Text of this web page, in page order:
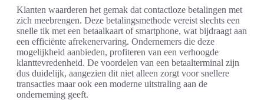
Klanten waarderen het gemak dat contactloze betalingen met
zich meebrengen. Deze betalingsmethode vereist slechts een
snelle tik met een betaalkaart of smartphone, wat bijdraagt aan
een efficiënte afrekenervaring. Ondernemers die deze
mogelijkheid aanbieden, profiteren van een verhoogde
klanttevredenheid. De voordelen van een betaalterminal zijn
dus duidelijk, aangezien dit niet alleen zorgt voor snellere
transacties maar ook een moderne uitstraling aan de
onderneming geeft.